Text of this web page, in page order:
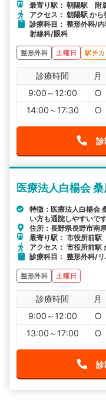
最寄り駅： 朝陽駅 附
アクセス： 朝陽駅 か
診療科目： 整形外科/
射線科/眼科
整形外科 土曜日 駅チカ
診療時間 月
9:00～12:00
○
14:00～17:30
○
診
医療法人白楊会
特徴：医療法人白楊会
い方も通院しやすいです
住所：長野県長野市南
最寄り駅： 市役所前
アクセス： 市役所前駅
診療科目： 整形外科/
整形外科 土曜日
診療時間 月
9:00～12:00
○
13:00～17:00
○
診